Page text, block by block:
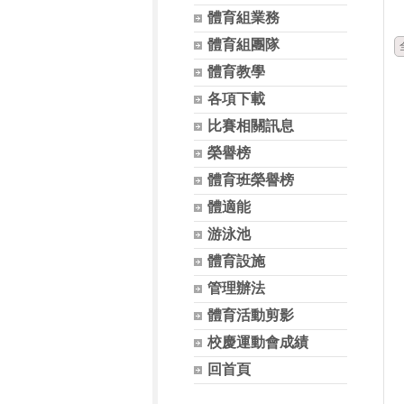
體育組業務
體育組團隊
體育教學
各項下載
比賽相關訊息
榮譽榜
體育班榮譽榜
體適能
游泳池
體育設施
管理辦法
體育活動剪影
校慶運動會成績
回首頁